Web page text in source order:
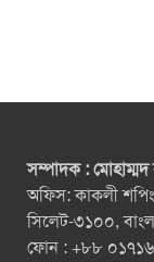
সম্পাদক : মোহাম্মদ
অফিস: কাকলী শপিং
সিলেট-৩১০০,
ফোন : +৮৮